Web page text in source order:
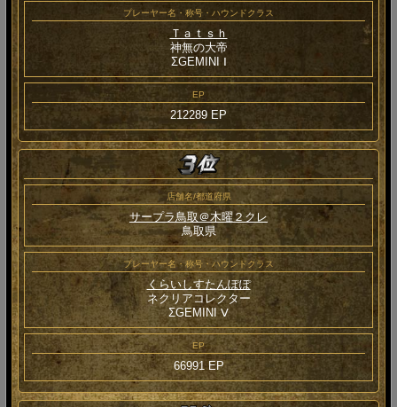
プレーヤー名・称号・ハウンドクラス
Ｔａｔｓｈ
神無の大帝
ΣGEMINI Ⅰ
EP
212289 EP
店舗名/都道府県
サープラ鳥取＠木曜２クレ
鳥取県
プレーヤー名・称号・ハウンドクラス
くらいしすたんぽぽ
ネクリアコレクター
ΣGEMINI Ⅴ
EP
66991 EP